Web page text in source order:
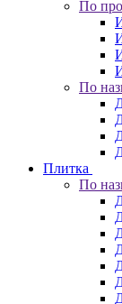
По
По
Плитка
По